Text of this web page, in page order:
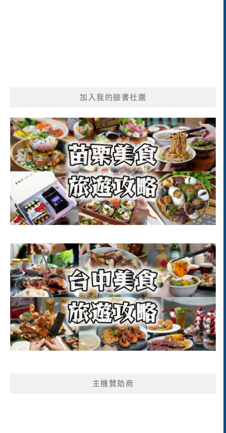
加入我的臉書社團
主機贊助商